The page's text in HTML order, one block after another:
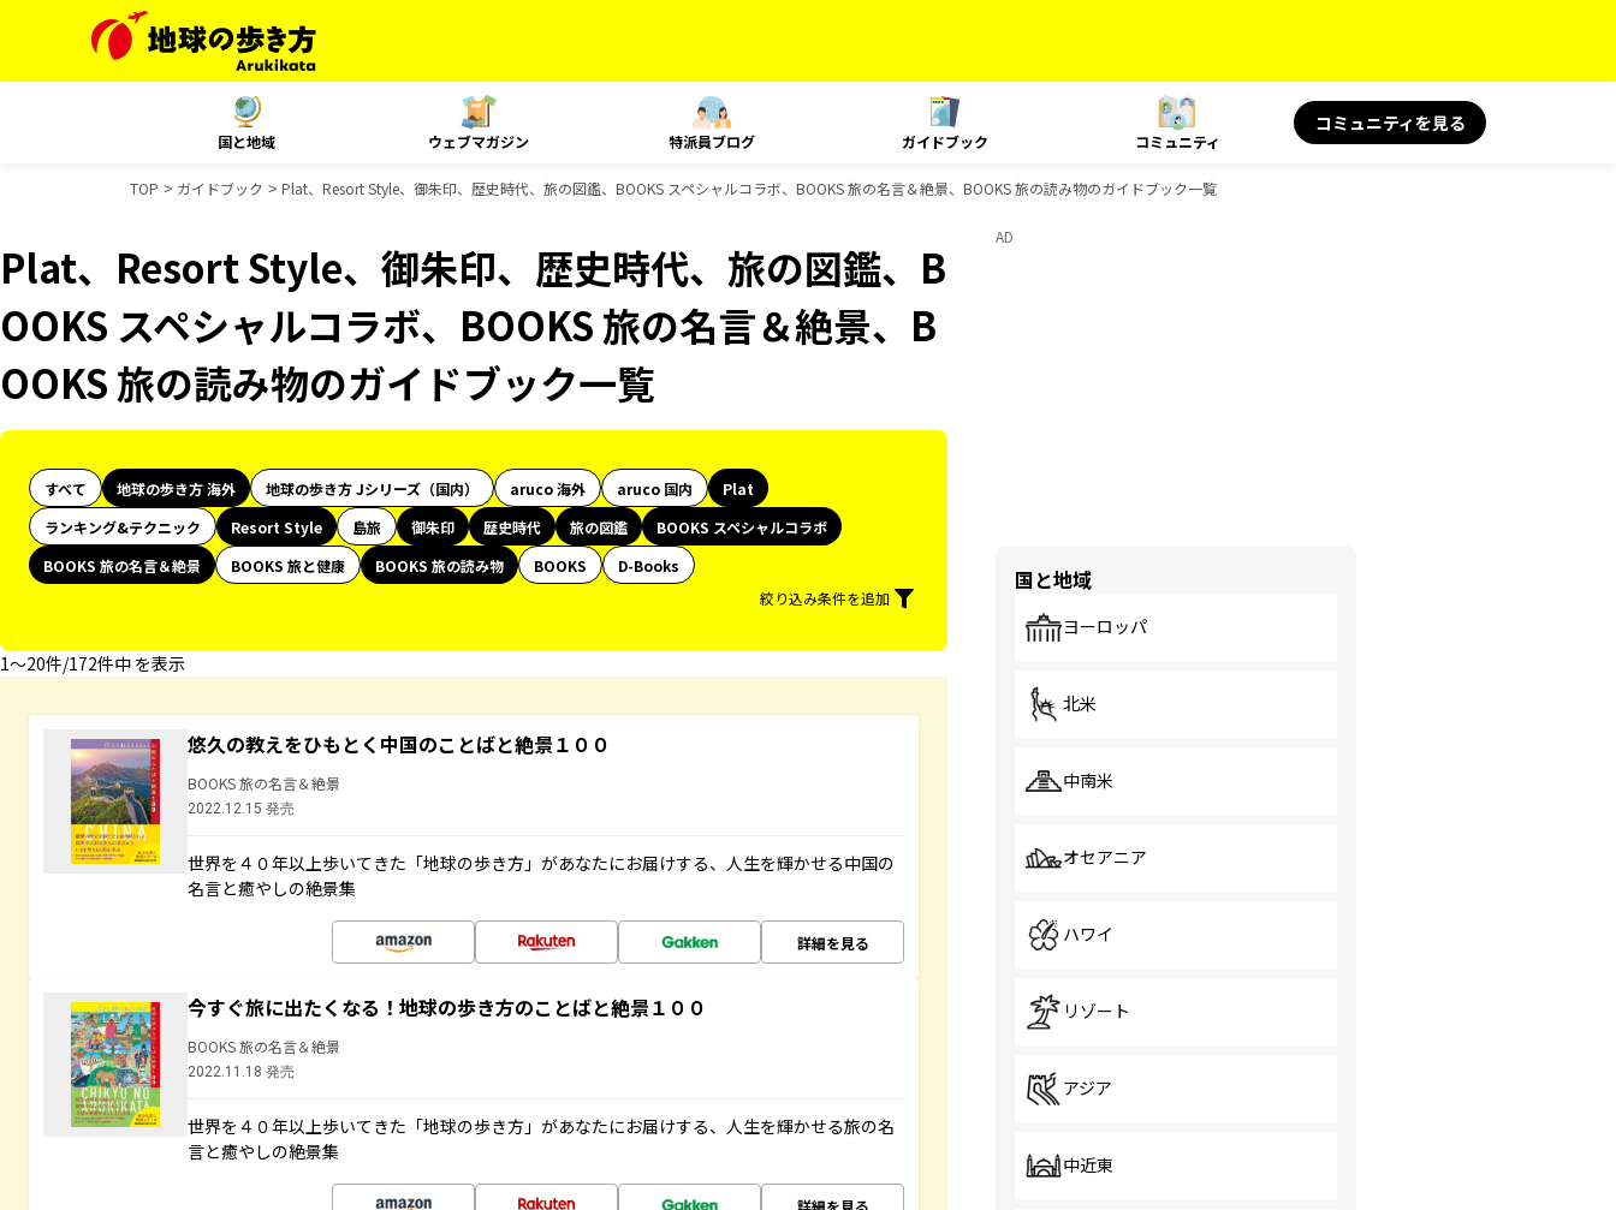
国と地域 ウェブマガジン 特派員ブログ ガイドブック コミュニティ
コミュニティを見る
TOP ガイドブック Plat、Resort Style、御朱印、歴史時代、旅の図鑑、BOOKS スペシャルコラボ、BOOKS 旅の名言＆絶景、BOOKS 旅の読み物のガイドブック一覧
Plat、Resort Style、御朱印、歴史時代、旅の図鑑、B
OOKS スペシャルコラボ、BOOKS 旅の名言＆絶景、B
OOKS 旅の読み物のガイドブック一覧
すべて 地球の歩き方 海外 地球の歩き方 Jシリーズ（国内） aruco 海外 aruco 国内
Plat
ランキング&テクニック
Resort Style 島旅 御朱印 歴史時代 旅の図鑑
BOOKS スペシャルコラボ
BOOKS 旅の名言＆絶景
BOOKS 旅と健康 BOOKS 旅の読み物 BOOKS
D-Books
絞り込み条件を追加
1〜20件/172件中 を表示
悠久の教えをひもとく中国のことばと絶景１００
BOOKS 旅の名言＆絶景
2022.12.15 発売
世界を４０年以上歩いてきた「地球の歩き方」があなたにお届けする、人生を輝かせる中国の
名言と癒やしの絶景集
詳細を見る
今すぐ旅に出たくなる！地球の歩き方のことばと絶景１００
BOOKS 旅の名言＆絶景
2022.11.18 発売
世界を４０年以上歩いてきた「地球の歩き方」があなたにお届けする、人生を輝かせる旅の名
言と癒やしの絶景集
詳細を見る
AD
国と地域
ヨーロッパ
北米
中南米
オセアニア
ハワイ
リゾート
アジア
中近東